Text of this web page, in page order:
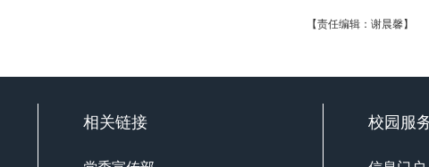
【责任编辑：谢晨馨】
相关链接 校园服